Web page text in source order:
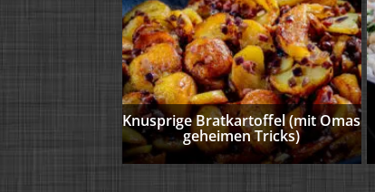
Knusprige Bratkartoffel (mit Omas
geheimen Tricks)